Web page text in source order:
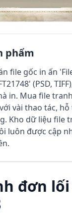
phẩm
file gốc in ấn
(PSD,
in. Mua file
vài thao tác,
Kho dữ liệu file
luôn được cập
đơn